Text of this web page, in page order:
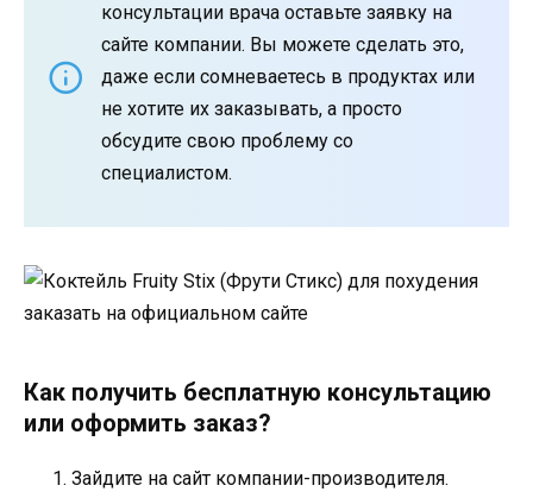
консультации врача оставьте заявку на
сайте компании. Вы можете сделать это,
даже если сомневаетесь в продуктах или
не хотите их заказывать, а просто
обсудите свою проблему со
специалистом.
Как получить бесплатную консультацию
или оформить заказ?
Зайдите на сайт компании-производителя.